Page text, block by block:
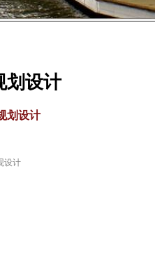
划设计
划设计
设计